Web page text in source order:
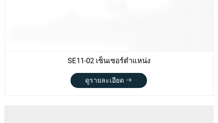
SE11-02 เซ็นเซอร์ตำแหน่ง
ดูรายละเอียด